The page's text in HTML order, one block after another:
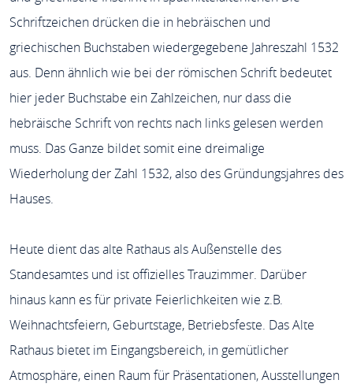
Schriftzeichen drücken die in hebräischen und
griechischen Buchstaben wiedergegebene Jahreszahl 1532
aus. Denn ähnlich wie bei der römischen Schrift bedeutet
hier jeder Buchstabe ein Zahlzeichen, nur dass die
hebräische Schrift von rechts nach links gelesen werden
muss. Das Ganze bildet somit eine dreimalige
Wiederholung der Zahl 1532, also des Gründungsjahres des
Hauses.
Heute dient das alte Rathaus als Außenstelle des
Standesamtes und ist offizielles Trauzimmer. Darüber
hinaus kann es für private Feierlichkeiten wie z.B.
Weihnachtsfeiern, Geburtstage, Betriebsfeste. Das Alte
Rathaus bietet im Eingangsbereich, in gemütlicher
Atmosphäre, einen Raum für Präsentationen, Ausstellungen